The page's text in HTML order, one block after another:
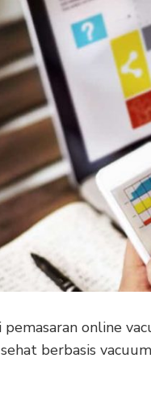
online
berbasis